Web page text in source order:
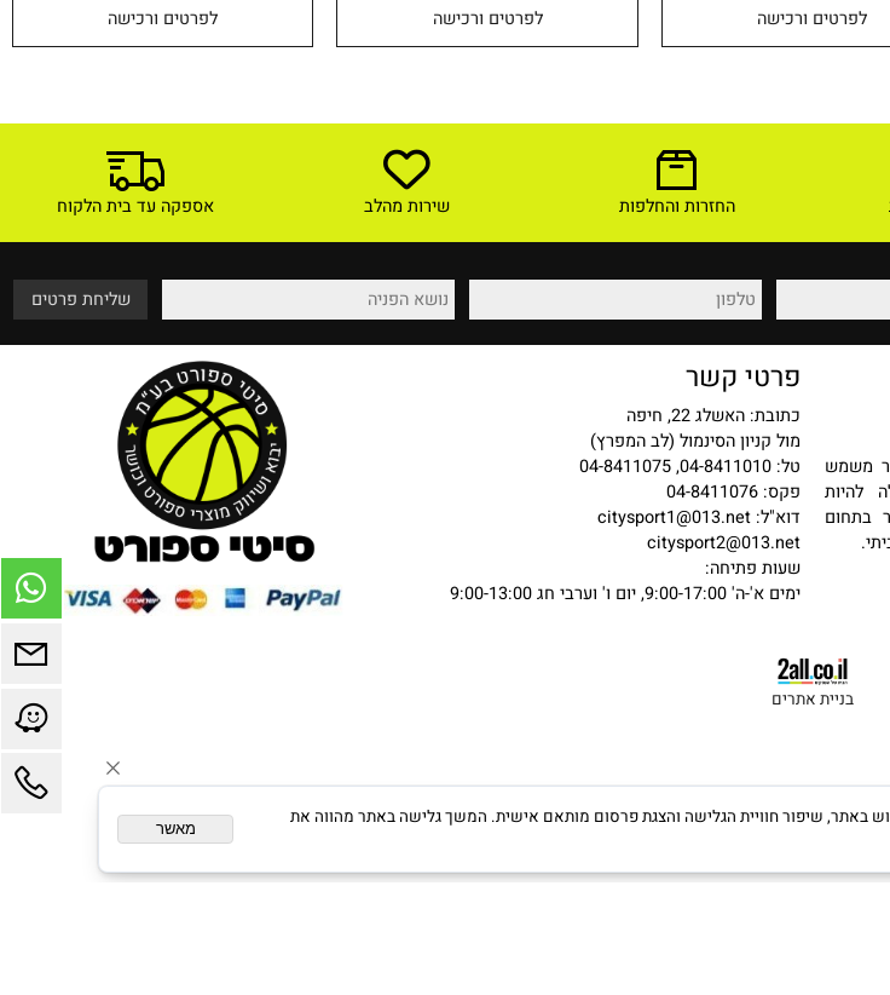
החזרות והחלפות שירות מהלב אספקה עד בית הלקוח
פרטי קשר
כתובת: האשלג 22, חיפה
מול קניון הסינמול (לב המפרץ)
פקס: 04-8411076
citysport2@013.net
שעות פתיחה:
ימים א'-ה' 9:00-17:00, יום ו' וערבי חג 9:00-13:00
בניית אתרים